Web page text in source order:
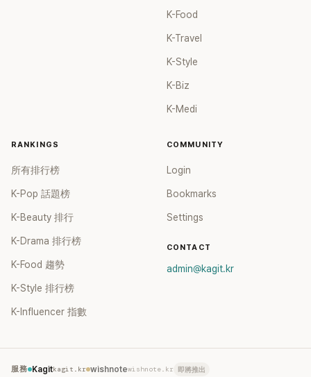
K-Food
K-Travel
K-Style
K-Biz
K-Medi
RANKINGS
所有排行榜
K-Pop 話題榜
K-Beauty 排行
K-Drama 排行榜
K-Food 趨勢
K-Style 排行榜
K-Influencer 指數
COMMUNITY
Login
Bookmarks
Settings
CONTACT
admin@kagit.kr
服務 Kagitkagit.kr wishnotewishnote.kr 即將推出